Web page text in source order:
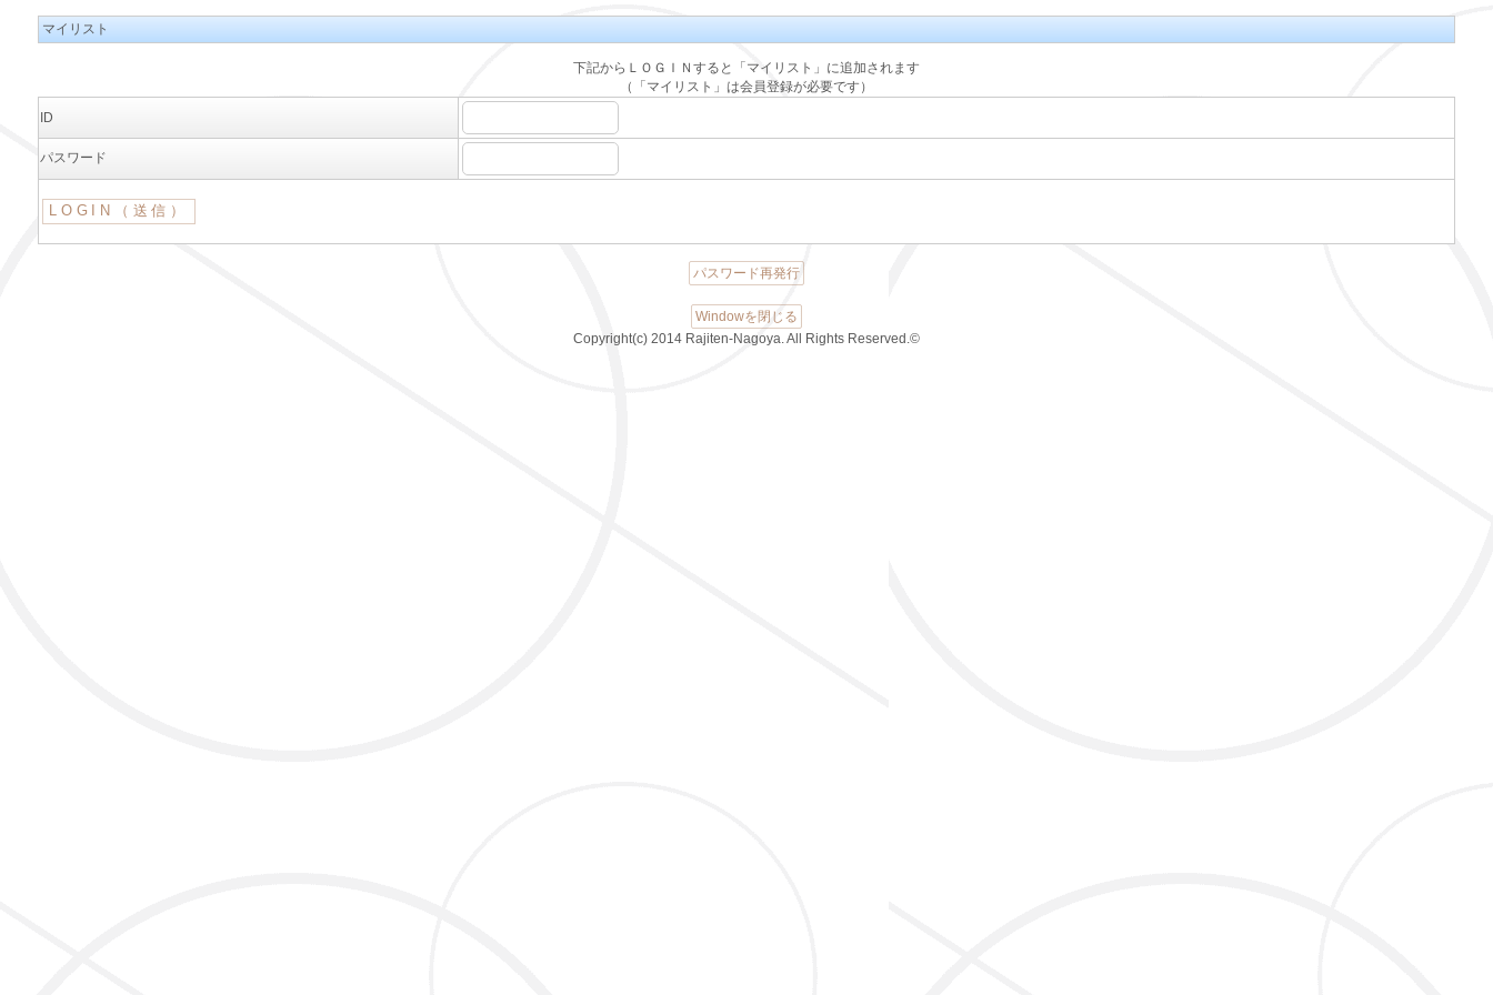
マイリスト
下記からＬＯＧＩＮすると「マイリスト」に追加されます
（「マイリスト」は会員登録が必要です）
ID
パスワード
パスワード再発行
Windowを閉じる
Copyright(c) 2014 Rajiten-Nagoya. All Rights Reserved.©